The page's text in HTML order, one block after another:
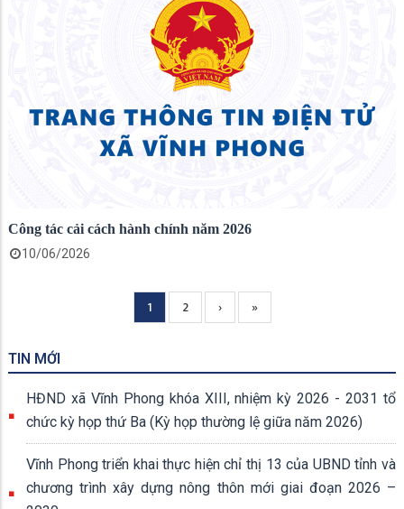
Công tác cải cách hành chính năm 2026
10/06/2026
Current
page
1 Page
2
Next
page
›
Trang
cuối
»
TIN MỚI
HĐND xã Vĩnh Phong khóa XIII, nhiệm kỳ 2026 - 2031 tổ
chức kỳ họp thứ Ba (Kỳ họp thường lệ giữa năm 2026)
Vĩnh Phong triển khai thực hiện chỉ thị 13 của UBND tỉnh và
chương trình xây dựng nông thôn mới giai đoạn 2026 –